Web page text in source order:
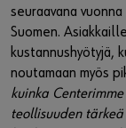
seuraavana
Suomen.
kustannushyötyjä,
noutamaan myös
kuinka
teollisuuden